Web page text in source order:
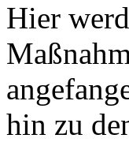
Hier
hin zu